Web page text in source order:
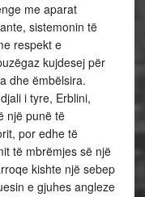
me aparat
sistemonin të
respekt e
kujdesej për
dhe ëmbëlsira.
i tyre, Erblini,
një punë të
por edhe të
të mbrëmjes së një
kishte një sebep
e gjuhes angleze